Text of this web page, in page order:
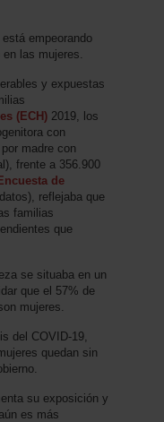
empeorando
las mujeres.
y expuestas
(ECH) 2019, los
con
madre con
frente a 356.900
de
reflejaba que
familias
que
se situaba en un
que el 57% de
mujeres.
del COVID-19,
quedan sin
su exposición y
es más